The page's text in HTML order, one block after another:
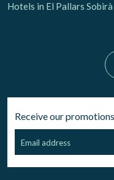
Hotels in El Pallars Sobirà
Receive our